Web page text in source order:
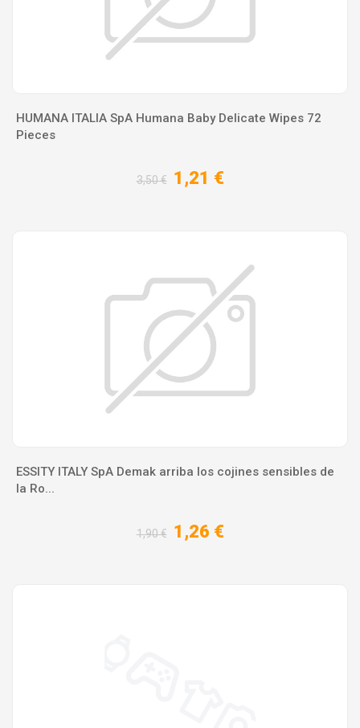
HUMANA ITALIA SpA Humana Baby Delicate Wipes 72
Pieces
3,50 € 1,21 €
ESSITY ITALY SpA Demak arriba los cojines sensibles de
la Ro...
1,90 € 1,26 €